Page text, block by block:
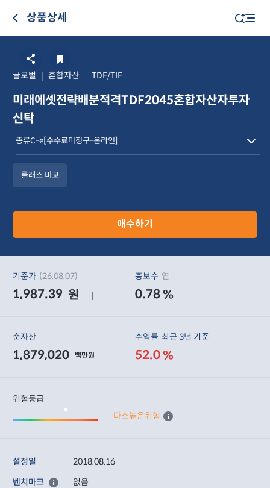
상품상세
글로벌 혼합자산 TDF/TIF
미래에셋전략배분적격TDF2045혼합자산자투자
신탁
클래스 비교
매수하기
기준가 (26.08.07)
1,987.39 원
총보수 연
0.78%
순자산
1,879,020 백만원
수익률 최근 3년 기준
52.0%
위험등급
다소높은위험
설정일
2018.08.16
벤치마크
없음